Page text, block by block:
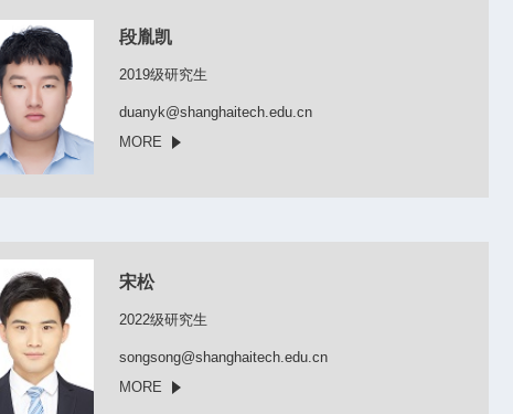
段胤凯
2019级研究生
duanyk@shanghaitech.edu.cn​
MORE
宋松
2022级研究生
songsong@shanghaitech.edu.cn
MORE